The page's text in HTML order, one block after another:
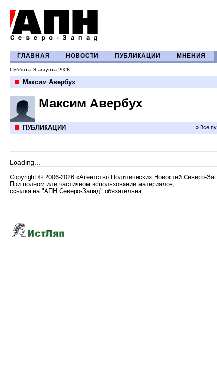
ГЛАВНАЯ НОВОСТИ ПУБЛИКАЦИИ МНЕНИЯ
Суббота, 8 августа 2026
Максим Авербух
Максим Авербух
ПУБЛИКАЦИИ » Все
Loading...
Copyright © 2006-2026 «Агентство Политических Новостей Северо-
При полном или частичном использовании материалов,
ссылка на "АПН Северо-Запад" обязательна